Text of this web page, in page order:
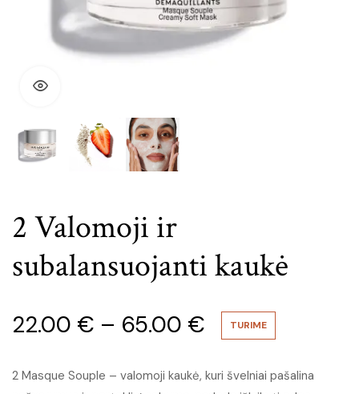
2 Valomoji ir
subalansuojanti kaukė
22.00 € – 65.00 € Price
range:
TURIME
2 Masque Souple – valomoji kaukė, kuri švelniai pašalina